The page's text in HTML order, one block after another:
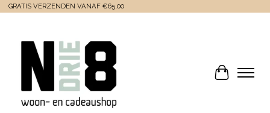
GRATIS VERZENDEN VANAF €65,00